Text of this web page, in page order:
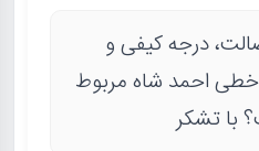
درجه کیفی و
احمد شاه مربوط